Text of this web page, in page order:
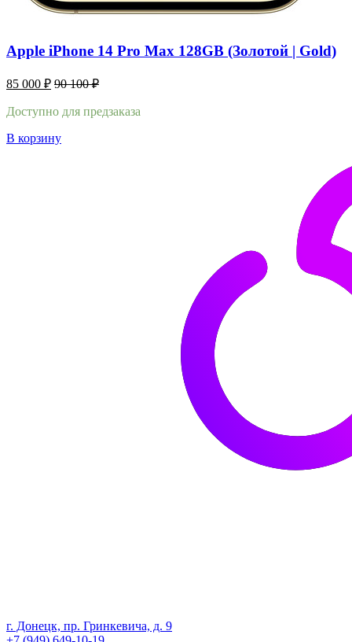
Apple iPhone 14 Pro Max 128GB (Золотой | Gold)
85 000 ₽ 90 100₽
Доступно для предзаказа
В корзину
г. Донецк, пр. Гринкевича, д. 9